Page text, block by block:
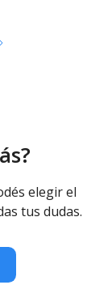
elegir el
tus dudas.